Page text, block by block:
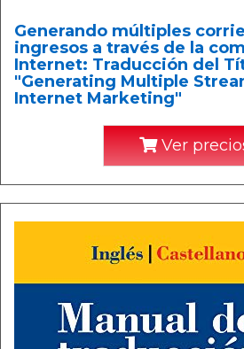
Generando múltiples
ingresos a través de la
Internet: Traducción del
"Generating Multiple
Internet Marketing"
Ver